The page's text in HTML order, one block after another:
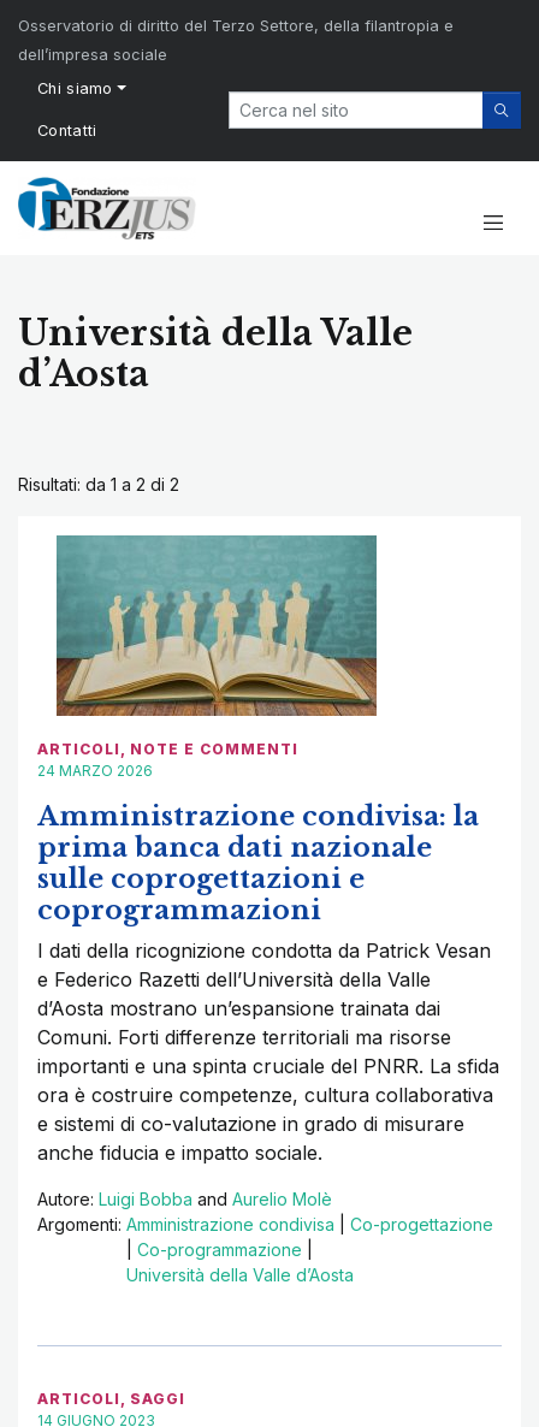
Osservatorio di diritto del Terzo Settore, della filantropia e
dell’impresa sociale
Chi siamo
Contatti
Università della Valle
d’Aosta
Risultati: da 1 a 2 di 2
ARTICOLI , NOTE E COMMENTI
24 MARZO 2026
Amministrazione condivisa: la
prima banca dati nazionale
sulle coprogettazioni e
coprogrammazioni
I dati della ricognizione condotta da Patrick Vesan
e Federico Razetti dell’Università della Valle
d’Aosta mostrano un’espansione trainata dai
Comuni. Forti differenze territoriali ma risorse
importanti e una spinta cruciale del PNRR. La sfida
ora è costruire competenze, cultura collaborativa
e sistemi di co-valutazione in grado di misurare
anche fiducia e impatto sociale.
Autore: Luigi Bobba and Aurelio Molè
Argomenti: Amministrazione condivisa
Co-progettazione
Co-programmazione
Università della Valle d’Aosta
ARTICOLI , SAGGI
14 GIUGNO 2023